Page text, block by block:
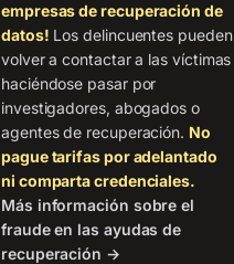
empresas de recuperación de
datos! Los delincuentes pueden
volver a contactar a las víctimas
haciéndose pasar por
investigadores, abogados o
agentes de recuperación. No
pague tarifas por adelantado
ni comparta credenciales.
Más información sobre el
fraude en las ayudas de
recuperación →